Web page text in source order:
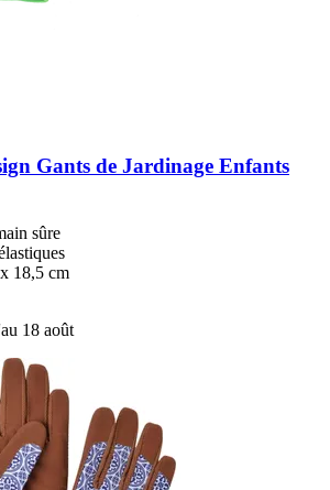
Gants de Jardinage Enfants
sûre
18,5 cm
18 août